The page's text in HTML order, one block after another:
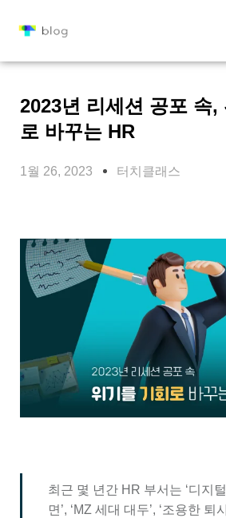
2023년 리세션 공포 속,
로 바꾸는 HR
1월 26, 2023 터치클래스
최근 몇 년간 HR 부서는 ‘디지
면’, ‘MZ 세대 대두’, ‘조용한 퇴